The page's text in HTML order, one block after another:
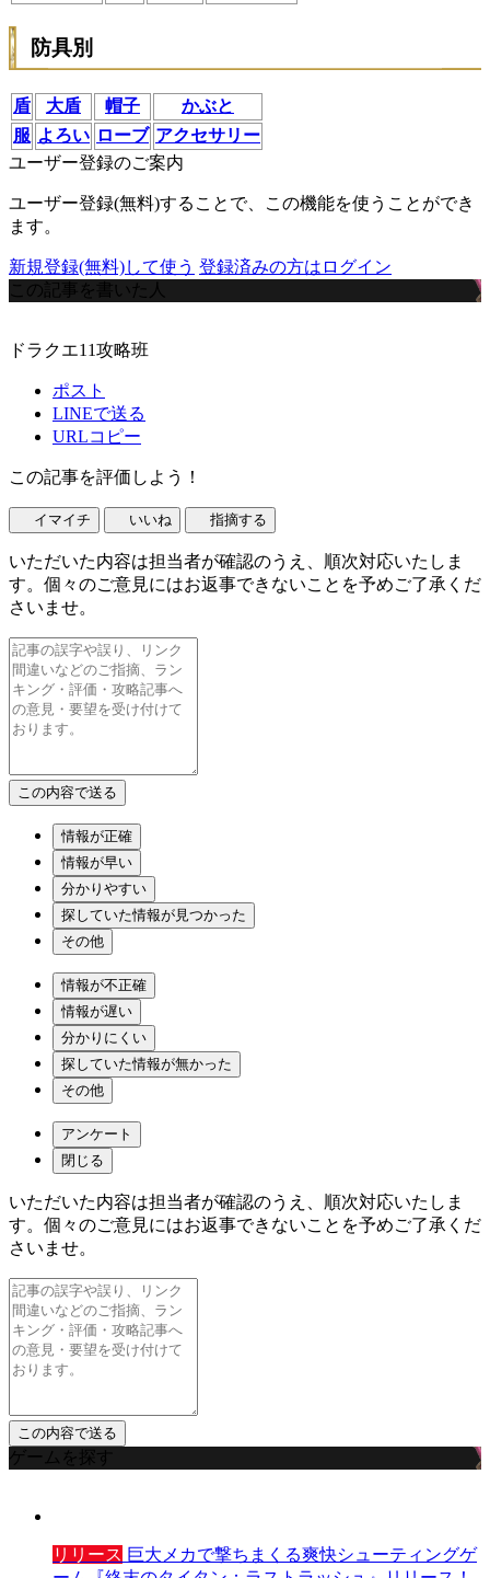
防具別
盾 大盾 帽子
かぶと
服 よろい ローブ アクセサリー
ユーザー登録のご案内
ユーザー登録(無料)することで、この機能を使うことができ
ます。
新規登録(無料)して使う 登録済みの方はログイン
この記事を書いた人
ドラクエ11攻略班
ポスト
LINEで送る
URLコピー
この記事を評価しよう！
イマイチ いいね 指摘する
いただいた内容は担当者が確認のうえ、順次対応いたしま
す。個々のご意見にはお返事できないことを予めご了承くだ
さいませ。
情報が正確
情報が早い
分かりやすい
探していた情報が見つかった
その他
情報が不正確
情報が遅い
分かりにくい
探していた情報が無かった
その他
アンケート
閉じる
いただいた内容は担当者が確認のうえ、順次対応いたしま
す。個々のご意見にはお返事できないことを予めご了承くだ
さいませ。
ゲームを探す
リリース 巨大メカで撃ちまくる爽快シューティングゲ